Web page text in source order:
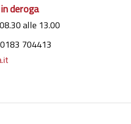
deroga
alle 13.00
0183 704413